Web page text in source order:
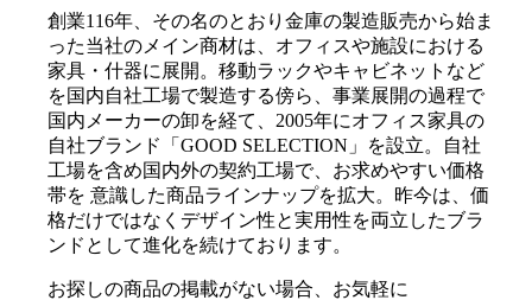
創業116年、その名のとおり金庫の製造販売から始ま
った当社のメイン商材は、オフィスや施設における
家具・什器に展開。移動ラックやキャビネットなど
を国内自社工場で製造する傍ら、事業展開の過程で
国内メーカーの卸を経て、2005年にオフィス家具の
自社ブランド「GOOD SELECTION」を設立。自社
工場を含め国内外の契約工場で、お求めやすい価格
帯を 意識した商品ラインナップを拡大。昨今は、価
格だけではなくデザイン性と実用性を両立したブラ
ンドとして進化を続けております。
お探しの商品の掲載がない場合、お気軽に